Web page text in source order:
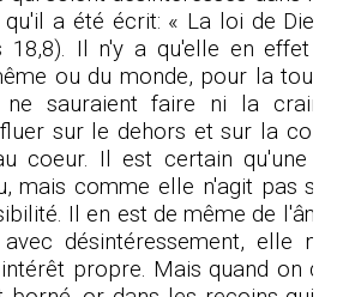
qu'il a été écrit: « La loi de Dieu
18,8). Il n'y a qu'elle en effet
ou du monde, pour la
ne sauraient faire ni la
sur le dehors et sur la
coeur. Il est certain qu'une
mais comme elle n'agit pas
Il en est de même de
désintéressement, elle ne
propre. Mais quand on